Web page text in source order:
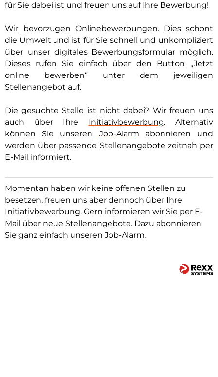
für Sie dabei ist und freuen uns auf Ihre Bewerbung!
Wir bevorzugen Onlinebewerbungen. Dies schont
die Umwelt und ist für Sie schnell und unkompliziert
über unser digitales Bewerbungsformular möglich.
Dieses rufen Sie einfach über den Button „Jetzt
online bewerben“ unter dem jeweiligen
Stellenangebot auf.
Die gesuchte Stelle ist nicht dabei? Wir freuen uns
auch über Ihre Initiativbewerbung. Alternativ
können Sie unseren Job-Alarm abonnieren und
werden über passende Stellenangebote zeitnah per
E-Mail informiert.
Momentan haben wir keine offenen Stellen zu
besetzen, freuen uns aber dennoch über Ihre
Initiativbewerbung. Gern informieren wir Sie per E-
Mail über neue Stellenangebote. Dazu abonnieren
Sie ganz einfach unseren Job-Alarm.